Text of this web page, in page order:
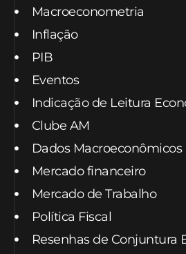
Macroeconometria
Inflação
PIB
Eventos
Indicação de Leitura
Clube AM
Dados Macroeconômicos
Mercado financeiro
Mercado de Trabalho
Política Fiscal
Resenhas de Conjuntura